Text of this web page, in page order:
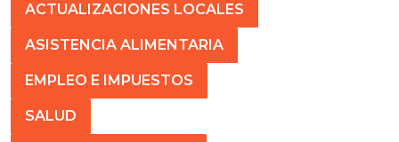
ACTUALIZACIONES LOCALES
ASISTENCIA ALIMENTARIA
EMPLEO E IMPUESTOS
SALUD